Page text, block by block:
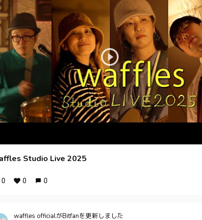
Studio Live 2025
0 0 0
waffles officialがBitfanを更新しました